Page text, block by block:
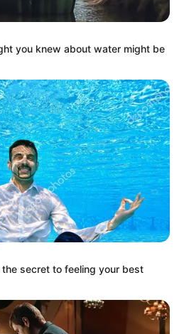
San Valentín para
el dólar
AGUACATE
Productores de aguacate
Hass en Antioquia
financiera
DÓLAR
you knew about water might be
secret to feeling your best